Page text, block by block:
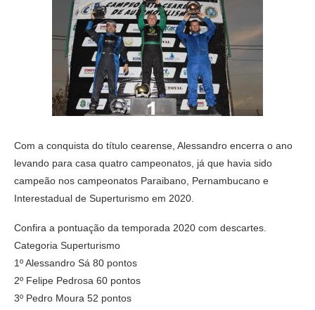
Com a conquista do título cearense, Alessandro encerra o ano
levando para casa quatro campeonatos, já que havia sido
campeão nos campeonatos Paraibano, Pernambucano e
Interestadual de Superturismo em 2020.
Confira a pontuação da temporada 2020 com descartes.
Categoria Superturismo
1º Alessandro Sá 80 pontos
2º Felipe Pedrosa 60 pontos
3º Pedro Moura 52 pontos